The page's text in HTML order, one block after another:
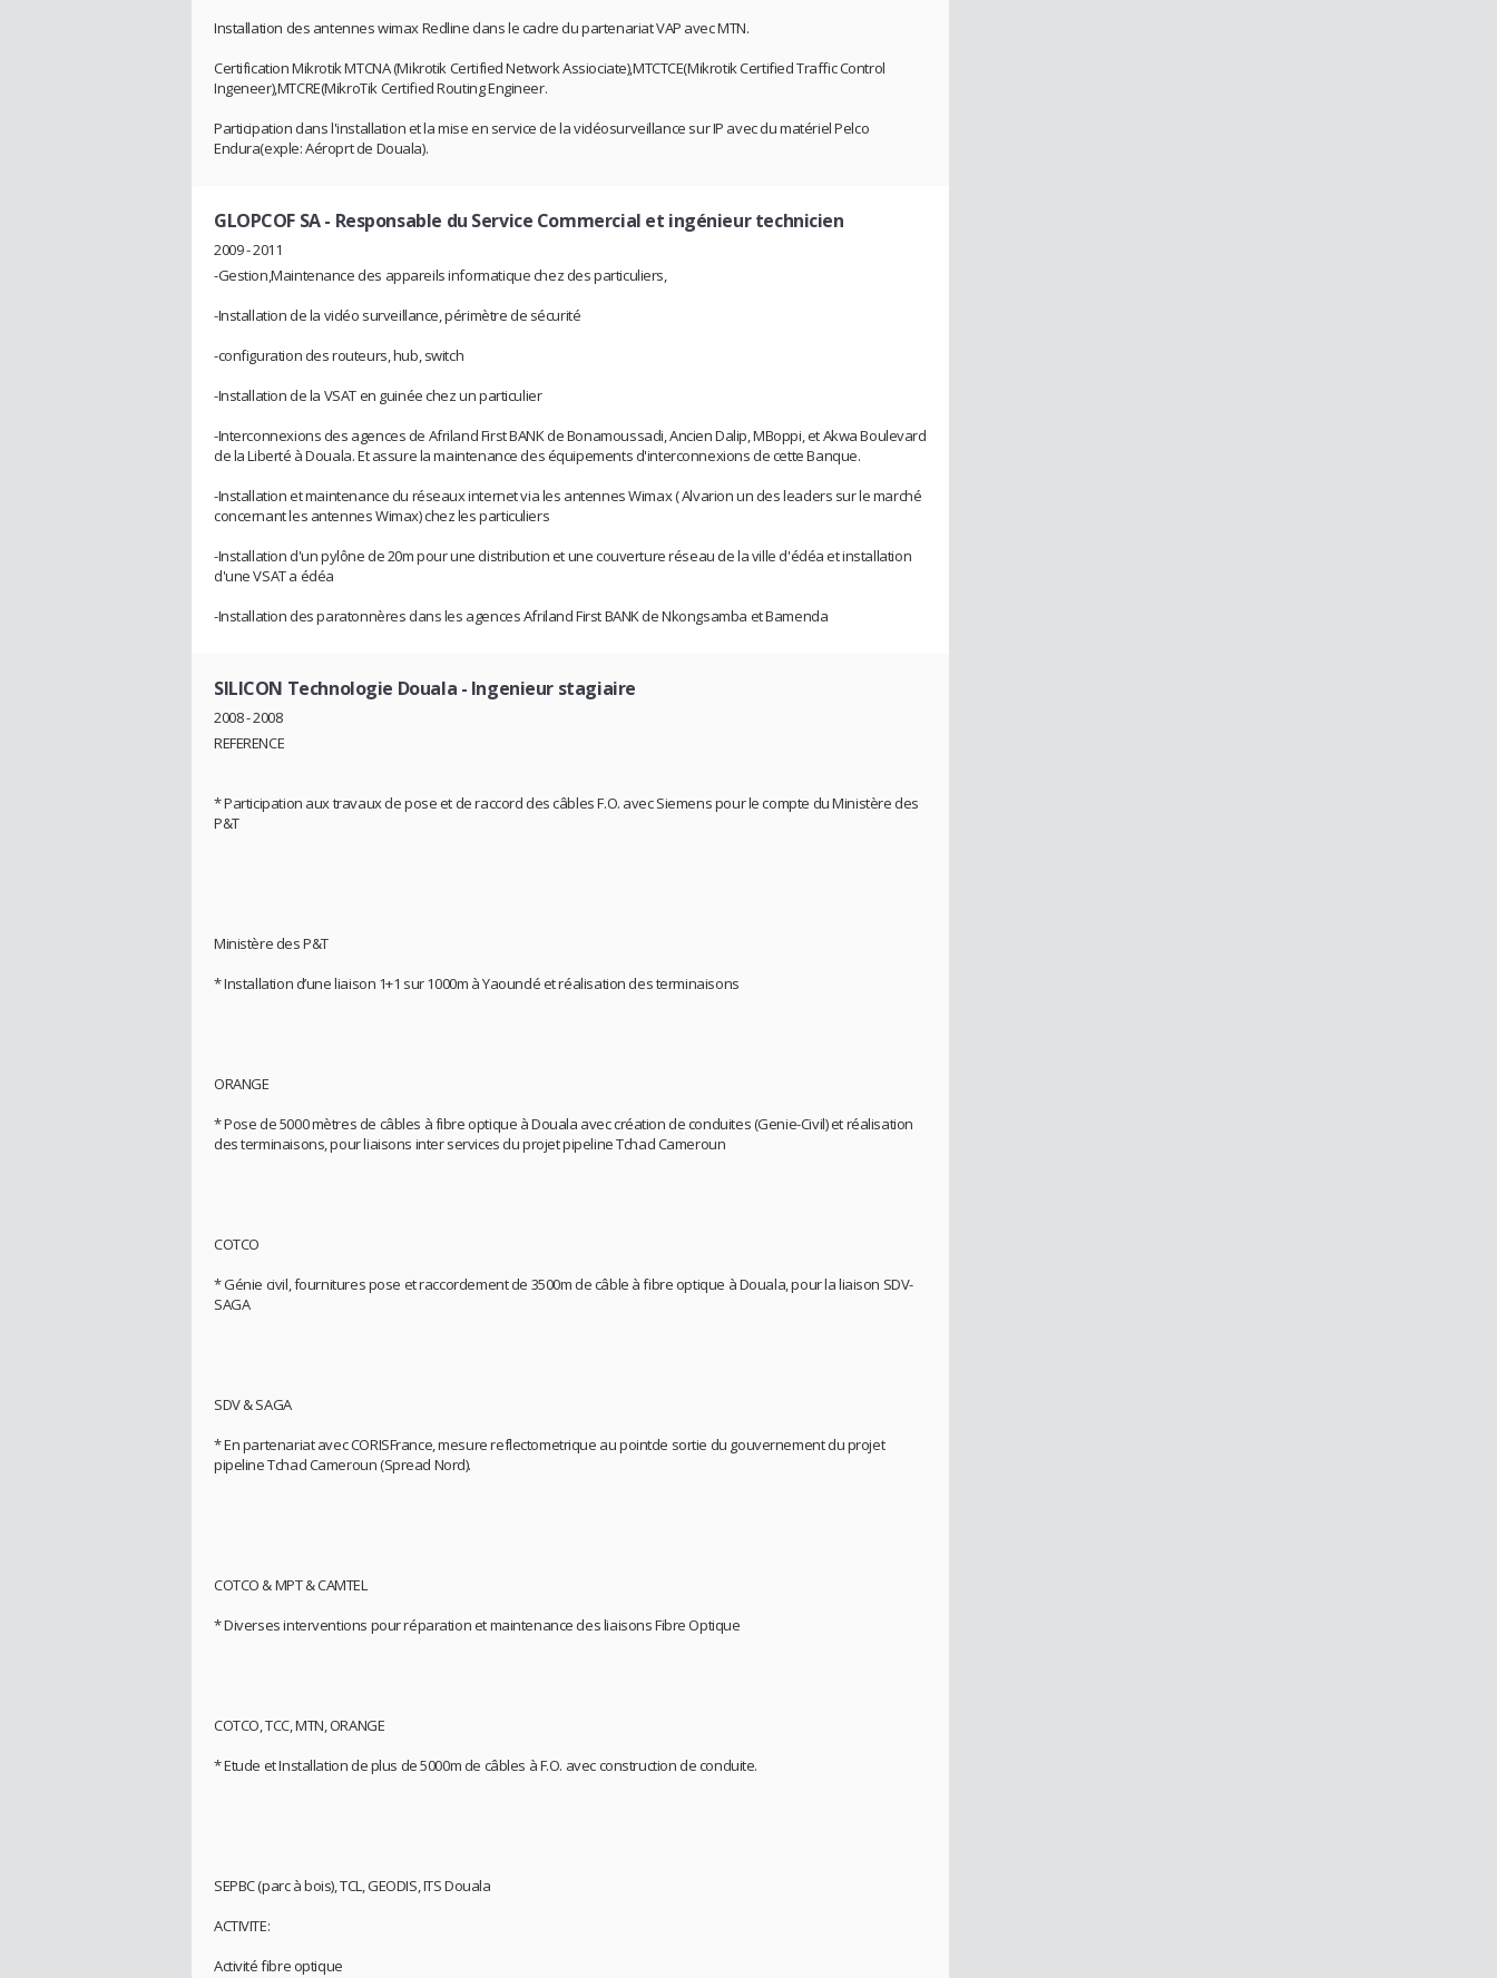
Installation des antennes wimax Redline dans le cadre du partenariat VAP avec MTN.
Certification Mikrotik MTCNA (Mikrotik Certified Network Assiociate),MTCTCE(Mikrotik Certified Traffic Control
Ingeneer),MTCRE(MikroTik Certified Routing Engineer.
Participation dans l'installation et la mise en service de la vidéosurveillance sur IP avec du matériel Pelco
Endura(exple: Aéroprt de Douala).
GLOPCOF SA- Responsable du Service Commercial et ingénieur technicien
2009 - 2011
-Gestion,Maintenance des appareils informatique chez des particuliers,
-Installation de la vidéo surveillance, périmètre de sécurité
-configuration des routeurs, hub, switch
-Installation de la VSAT en guinée chez un particulier
-Interconnexions des agences de Afriland First BANK de Bonamoussadi, Ancien Dalip, MBoppi, et Akwa Boulevard
de la Liberté à Douala. Et assure la maintenance des équipements d'interconnexions de cette Banque.
-Installation et maintenance du réseaux internet via les antennes Wimax ( Alvarion un des leaders sur le marché
concernant les antennes Wimax) chez les particuliers
-Installation d'un pylône de 20m pour une distribution et une couverture réseau de la ville d'édéa et installation
d'une VSAT a édéa
-Installation des paratonnères dans les agences Afriland First BANK de Nkongsamba et Bamenda
SILICON Technologie Douala - Ingenieur stagiaire
2008 - 2008
REFERENCE
* Participation aux travaux de pose et de raccord des câbles F.O. avec Siemens pour le compte du Ministère des
P&T
Ministère des P&T
* Installation d’une liaison 1+1 sur 1000m à Yaoundé et réalisation des terminaisons
ORANGE
* Pose de 5000 mètres de câbles à fibre optique à Douala avec création de conduites (Genie-Civil) et réalisation
des terminaisons, pour liaisons inter services du projet pipeline Tchad Cameroun
COTCO
* Génie civil, fournitures pose et raccordement de 3500m de câble à fibre optique à Douala, pour la liaison SDV-
SAGA
SDV & SAGA
* En partenariat avec CORISFrance, mesure reflectometrique au pointde sortie du gouvernement du projet
pipeline Tchad Cameroun (Spread Nord).
COTCO & MPT & CAMTEL
* Diverses interventions pour réparation et maintenance des liaisons Fibre Optique
COTCO, TCC, MTN, ORANGE
* Etude et Installation de plus de 5000m de câbles à F.O. avec construction de conduite.
SEPBC (parc à bois), TCL, GEODIS, ITS Douala
ACTIVITE:
Activité fibre optique